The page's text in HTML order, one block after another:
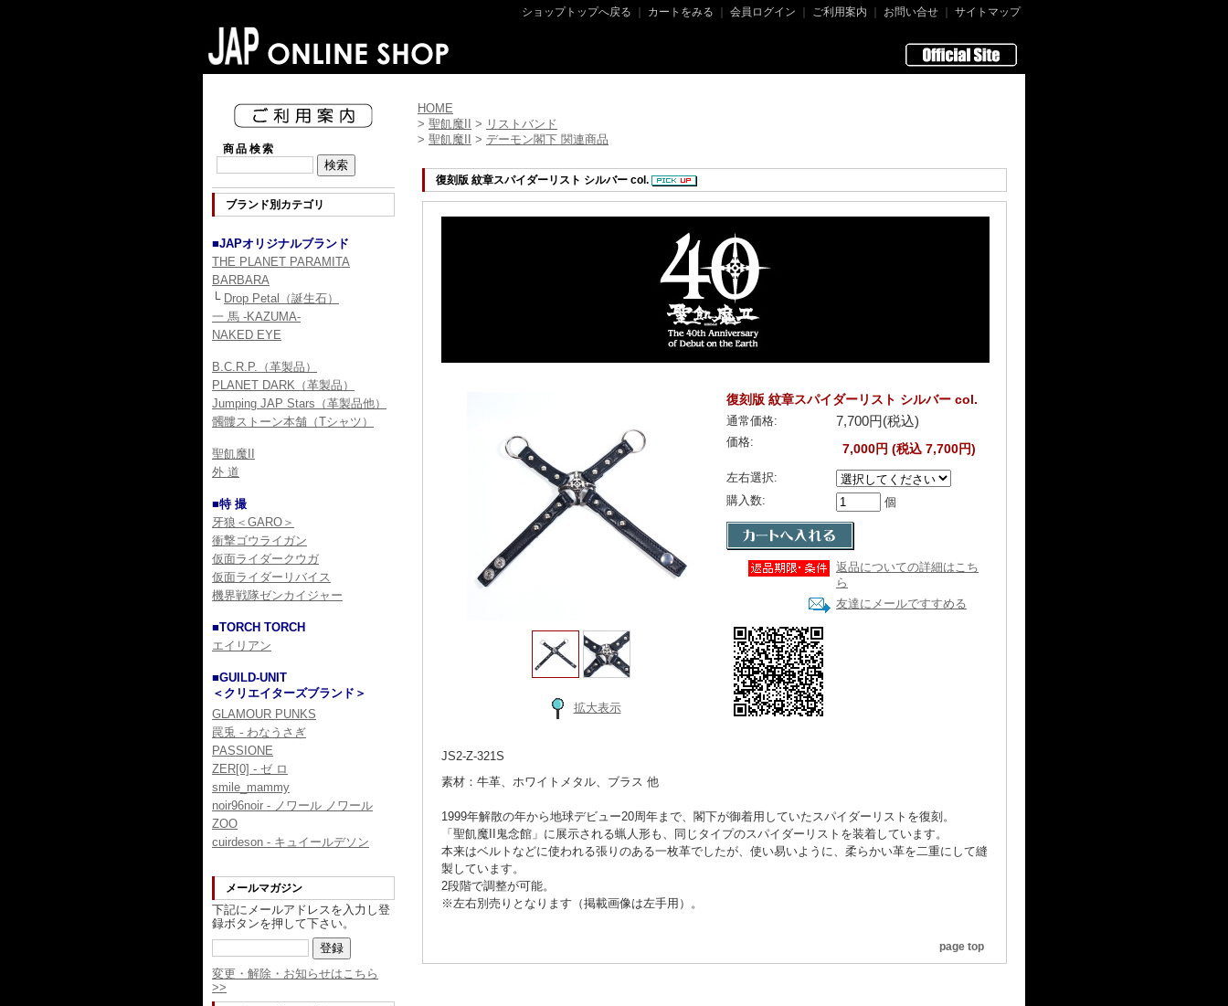
ショップトップへ戻る カートをみる 会員ログイン ご利用案内 お問い合せ サイトマップ
商品検索
ブランド別カテゴリ
■JAPオリジナルブランド
THE PLANET PARAMITA
BARBARA
└ Drop Petal（誕生石）
一 馬 -KAZUMA-
NAKED EYE
B.C.R.P.（革製品）
PLANET DARK（革製品）
Jumping JAP Stars（革製品他）
髑髏ストーン本舗（Tシャツ）
聖飢魔II
外 道
■特 撮
牙狼＜GARO＞
衝撃ゴウライガン
仮面ライダークウガ
仮面ライダーリバイス
機界戦隊ゼンカイジャー
■TORCH TORCH
エイリアン
■GUILD-UNIT
＜クリエイターズブランド＞
GLAMOUR PUNKS
罠兎 - わなうさぎ
PASSIONE
ZER[0] - ゼ ロ
smile_mammy
noir96noir - ノワール ノワール
ZOO
cuirdeson - キュイールデソン
メールマガジン
下記にメールアドレスを入力し登
録ボタンを押して下さい。
変更・解除・お知らせはこちら
>>
HOME
> 聖飢魔II > リストバンド
> 聖飢魔II > デーモン閣下 関連商品
復刻版 紋章スパイダーリスト シルバー col.
拡大表示
復刻版 紋章スパイダーリスト シルバー col.
通常価格: 7,700円(税込)
価格: 7,000円 (税込 7,700円)
左右選択:
購入数:
個
返品についての詳細はこち
ら
友達にメールですすめる
JS2-Z-321S
素材：牛革、ホワイトメタル、ブラス 他
1999年解散の年から地球デビュー20周年まで、閣下が御着用していたスパイダーリストを復刻。
「聖飢魔II鬼念館」に展示される蝋人形も、同じタイプのスパイダーリストを装着しています。
本来はベルトなどに使われる張りのある一枚革でしたが、使い易いように、柔らかい革を二重にして縫
製しています。
2段階で調整が可能。
※左右別売りとなります（掲載画像は左手用）。
page top